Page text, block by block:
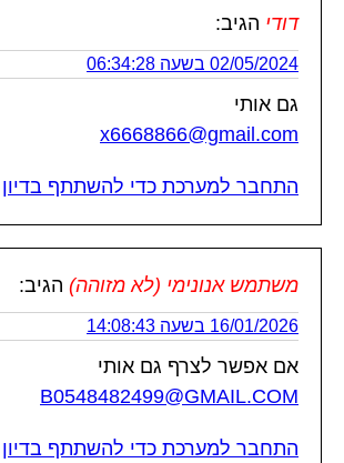
דודי הגיב:
02/05/2024 בשעה 06:34:28
גם אותי
x6668866@gmail.com
התחבר למערכת כדי להשתתף בדיון
משתמש אנונימי (לא מזוהה) הגיב:
16/01/2026 בשעה 14:08:43
אם אפשר לצרף גם אותי
B0548482499@GMAIL.COM
התחבר למערכת כדי להשתתף בדיון